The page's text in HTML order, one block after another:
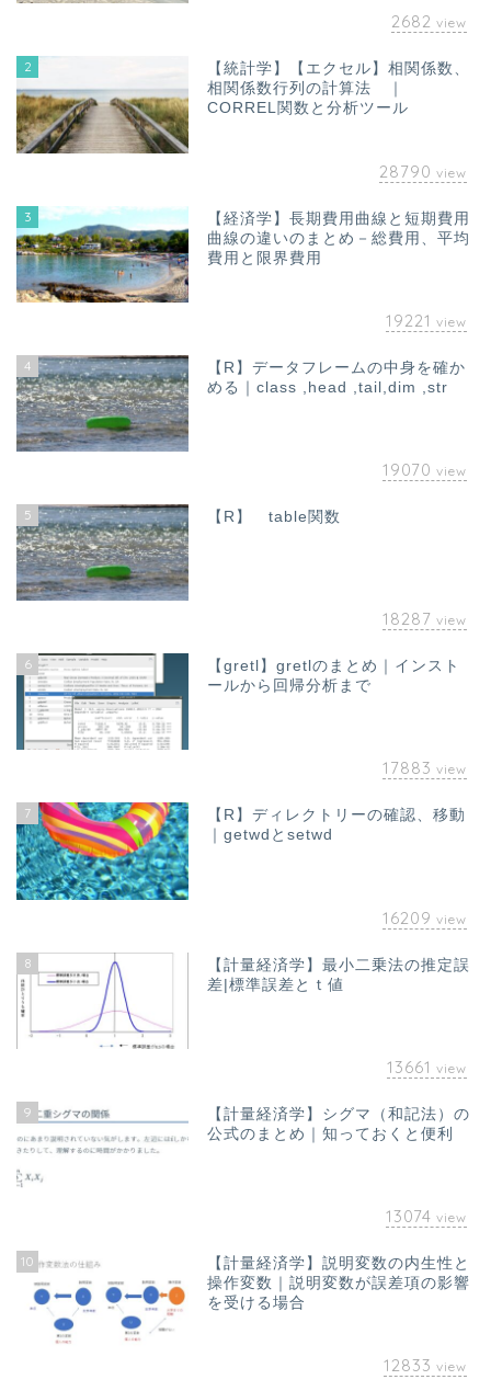
2682 view
2
【統計学】【エクセル】相関係数、
相関係数行列の計算法 ｜
CORREL関数と分析ツール
28790 view
3
【経済学】長期費用曲線と短期費用
曲線の違いのまとめ－総費用、平均
費用と限界費用
19221 view
4
【R】データフレームの中身を確か
める｜class ,head ,tail,dim ,str
19070 view
5 【R】 table関数
18287 view
6
【gretl】gretlのまとめ｜インスト
ールから回帰分析まで
17883 view
7
【R】ディレクトリーの確認、移動
｜getwdとsetwd
16209 view
8
【計量経済学】最小二乗法の推定誤
差|標準誤差とｔ値
13661 view
9
【計量経済学】シグマ（和記法）の
公式のまとめ｜知っておくと便利
13074 view
10
【計量経済学】説明変数の内生性と
操作変数｜説明変数が誤差項の影響
を受ける場合
12833 view
ホーム